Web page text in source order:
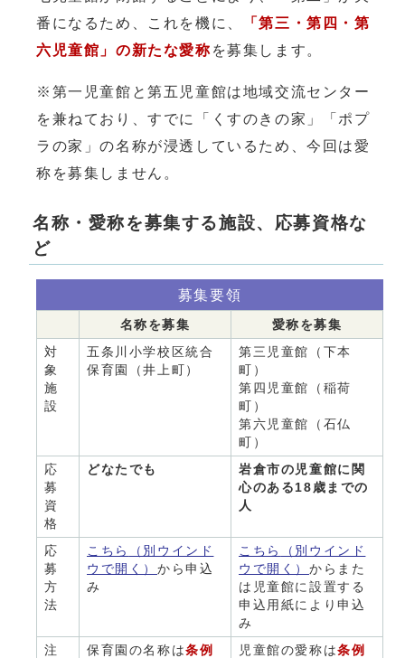
番になるため、これを機に、
「第三・第四・第
六児童館」の新たな愛称を募集します。
※第一児童館と第五児童館は地域交流センター
を兼ねており、すでに「くすのきの家」「ポプ
ラの家」の名称が浸透しているため、今回は愛
称を募集しません。
名称・愛称を募集する施設、応募資格な
ど
募集要領
名称を募集
愛称を募集
対
象
施
設
五条川小学校区統合
保育園（井上町）
第三児童館（下本
町）
第四児童館（稲荷
町）
第六児童館（石仏
町）
応
募
資
格
どなたでも
岩倉市の児童館に関
心のある18歳までの
人
応
募
方
法
こちら
（別ウインド
ウで開く） から申込
み
こちら
（別ウインド
ウで開く） からまた
は児童館に設置する
申込用紙により申込
み
注
保育園の名称は条例
児童館の愛称は条例